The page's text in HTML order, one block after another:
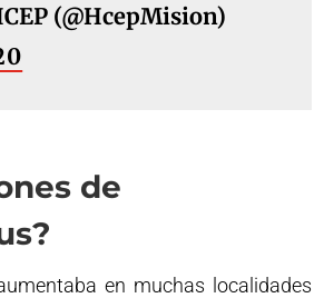
(@HcepMision)
de
en muchas localidades